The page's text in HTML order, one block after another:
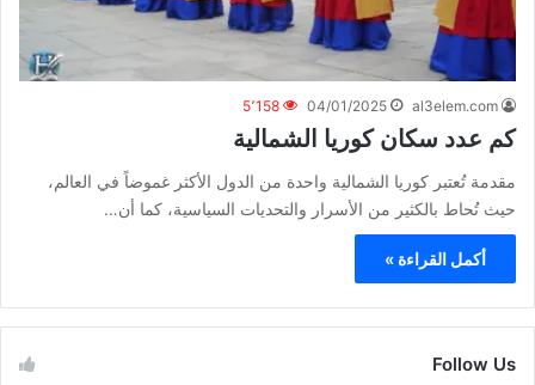
al3elem.com
04/01/2025 5٬158
كم عدد سكان كوريا الشمالية
مقدمة تُعتبر كوريا الشمالية واحدة من الدول الأكثر غموضاً في العالم،
حيث تُحاط بالكثير من الأسرار والتحديات السياسية، كما أن…
أكمل القراءة »
Follow Us